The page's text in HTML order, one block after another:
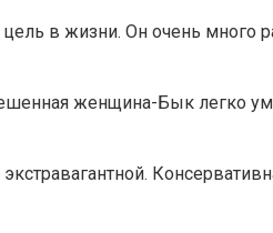
в жизни. Он очень много
женщина-Бык легко